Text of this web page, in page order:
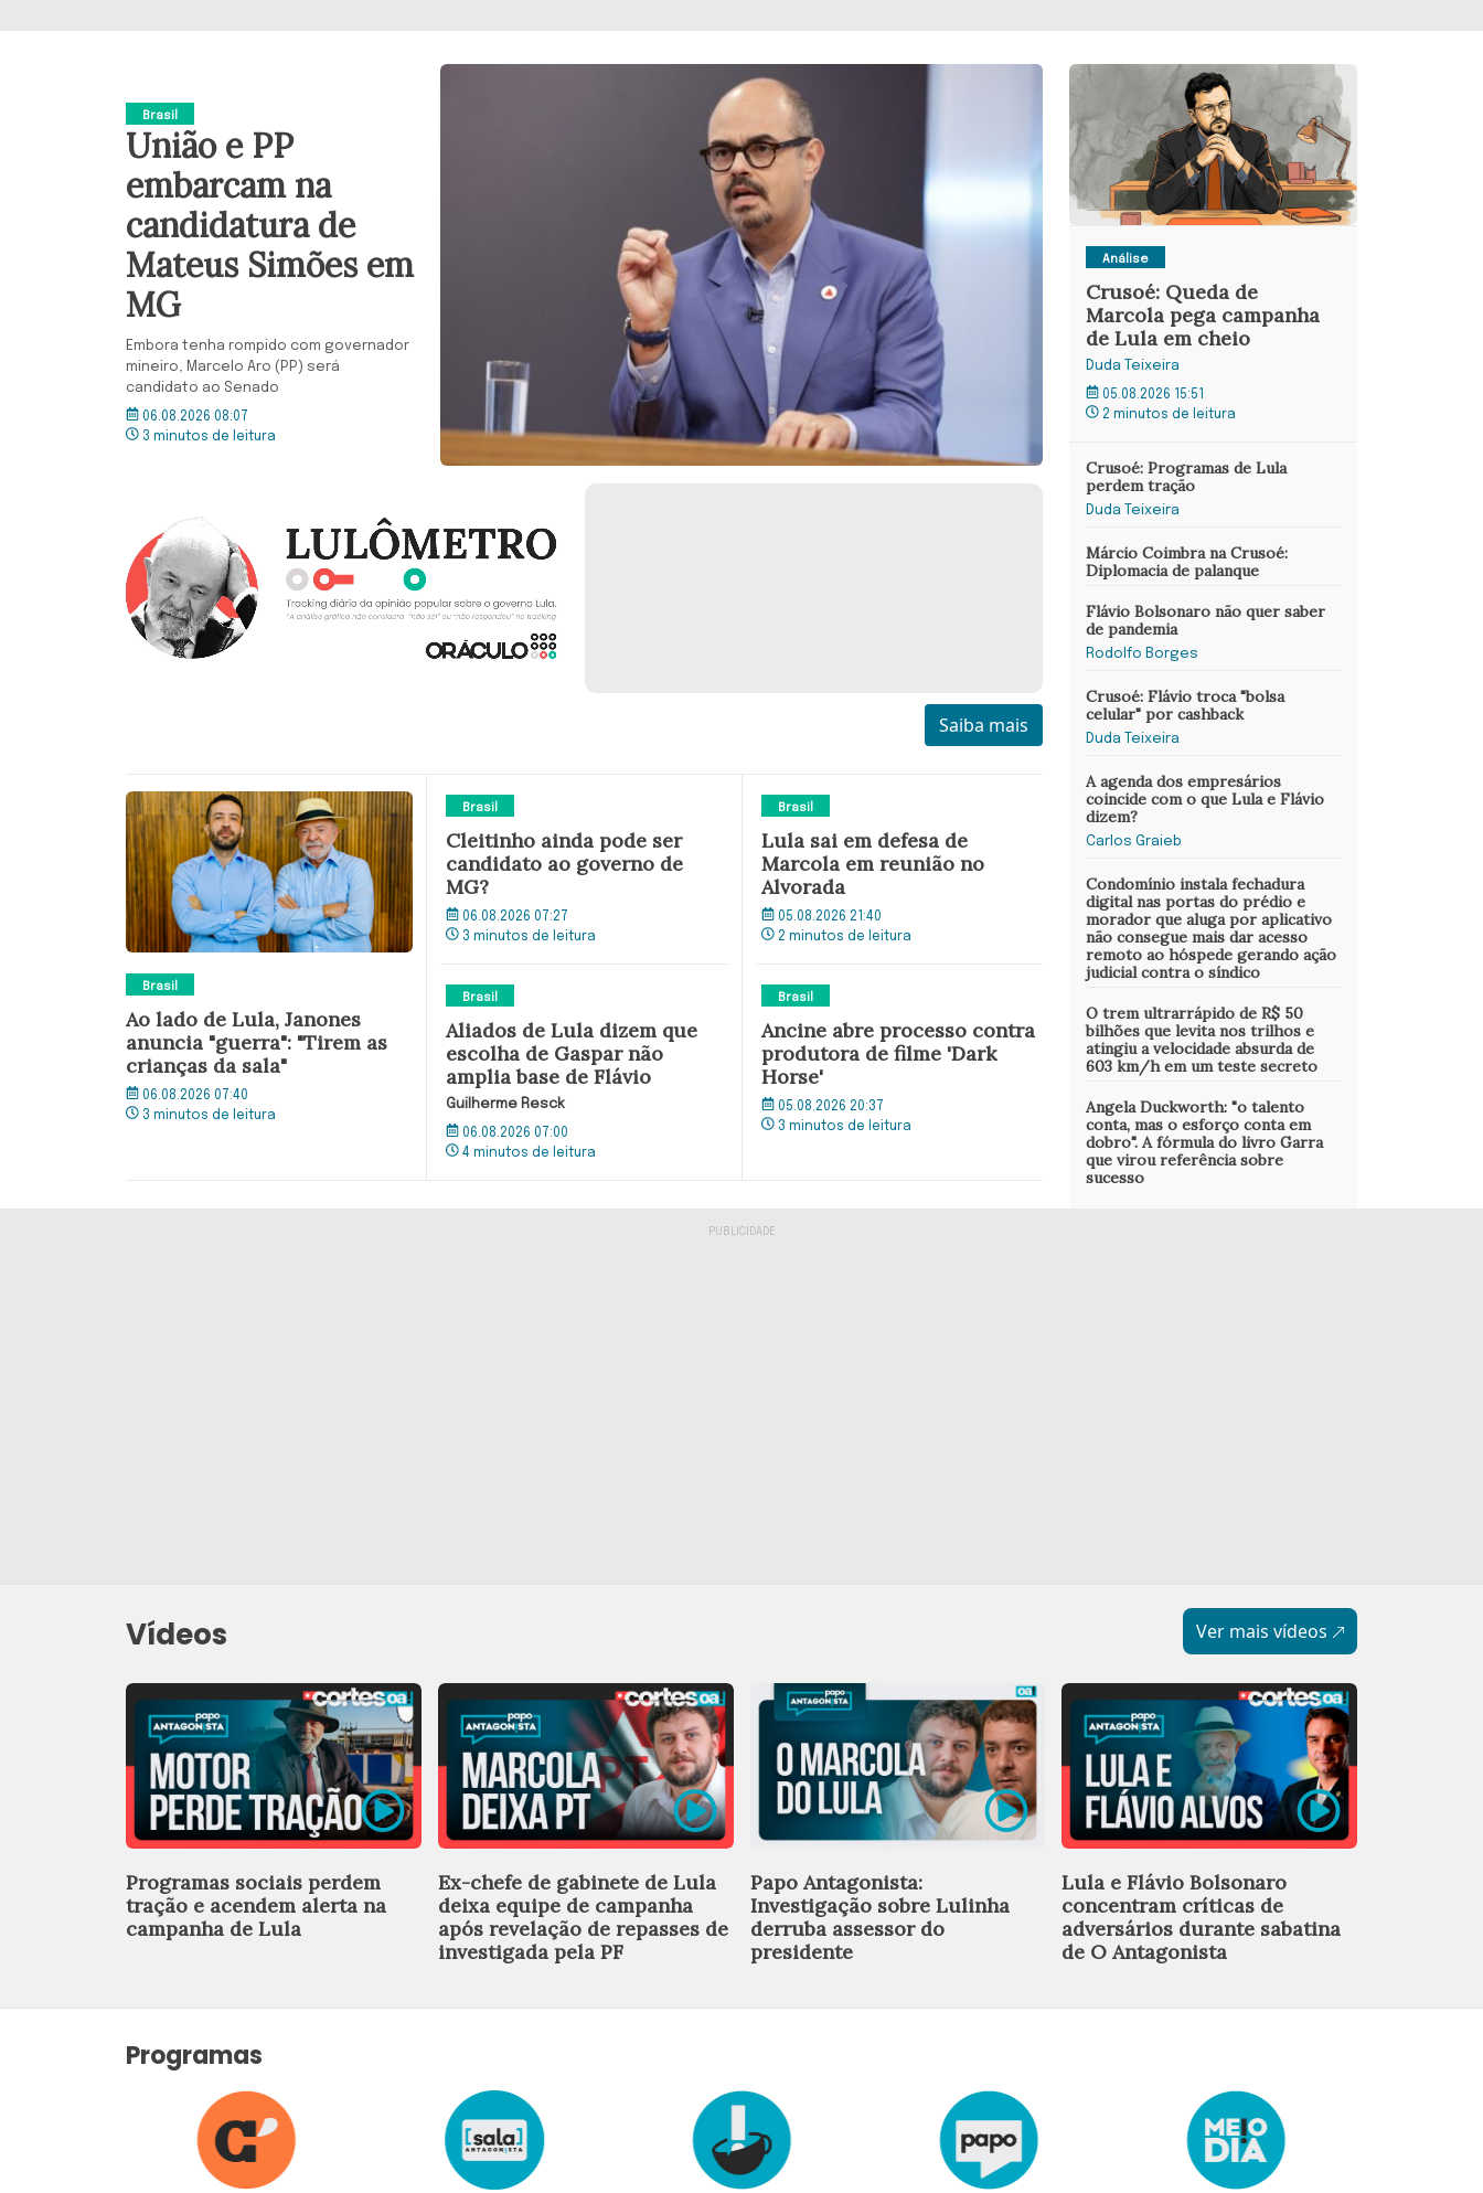
Brasil
União e PP
embarcam na
candidatura de
Mateus Simões em
MG
Embora tenha rompido com governador
mineiro, Marcelo Aro (PP) será
candidato ao Senado
06.08.2026 08:07
3 minutos de leitura
Saiba mais
Brasil
Ao lado de Lula, Janones
anuncia "guerra": "Tirem as
crianças da sala"
06.08.2026 07:40
3 minutos de leitura
Brasil
Cleitinho ainda pode ser
candidato ao governo de
MG?
06.08.2026 07:27
3 minutos de leitura
Brasil
Aliados de Lula dizem que
escolha de Gaspar não
amplia base de Flávio
Guilherme Resck
06.08.2026 07:00
4 minutos de leitura
Brasil
Lula sai em defesa de
Marcola em reunião no
Alvorada
05.08.2026 21:40
2 minutos de leitura
Brasil
Ancine abre processo contra
produtora de filme 'Dark
Horse'
05.08.2026 20:37
3 minutos de leitura
Análise
Crusoé: Queda de
Marcola pega campanha
de Lula em cheio
Duda Teixeira
05.08.2026 15:51
2 minutos de leitura
Crusoé: Programas de Lula
perdem tração
Duda Teixeira
Márcio Coimbra na Crusoé:
Diplomacia de palanque
Flávio Bolsonaro não quer saber
de pandemia
Rodolfo Borges
Crusoé: Flávio troca "bolsa
celular" por cashback
Duda Teixeira
A agenda dos empresários
coincide com o que Lula e Flávio
dizem?
Carlos Graieb
Condomínio instala fechadura
digital nas portas do prédio e
morador que aluga por aplicativo
não consegue mais dar acesso
remoto ao hóspede gerando ação
judicial contra o síndico
O trem ultrarrápido de R$ 50
bilhões que levita nos trilhos e
atingiu a velocidade absurda de
603 km/h em um teste secreto
Angela Duckworth: "o talento
conta, mas o esforço conta em
dobro". A fórmula do livro Garra
que virou referência sobre
sucesso
Vídeos Ver mais vídeos
Programas sociais perdem
tração e acendem alerta na
campanha de Lula
Ex-chefe de gabinete de Lula
deixa equipe de campanha
após revelação de repasses de
investigada pela PF
Papo Antagonista:
Investigação sobre Lulinha
derruba assessor do
presidente
Lula e Flávio Bolsonaro
concentram críticas de
adversários durante sabatina
de O Antagonista
Programas